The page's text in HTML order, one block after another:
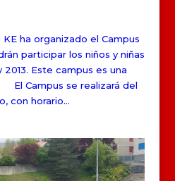
ha organizado el Campus
participar los niños y niñas
Este campus es una
Campus se realizará del
con horario...